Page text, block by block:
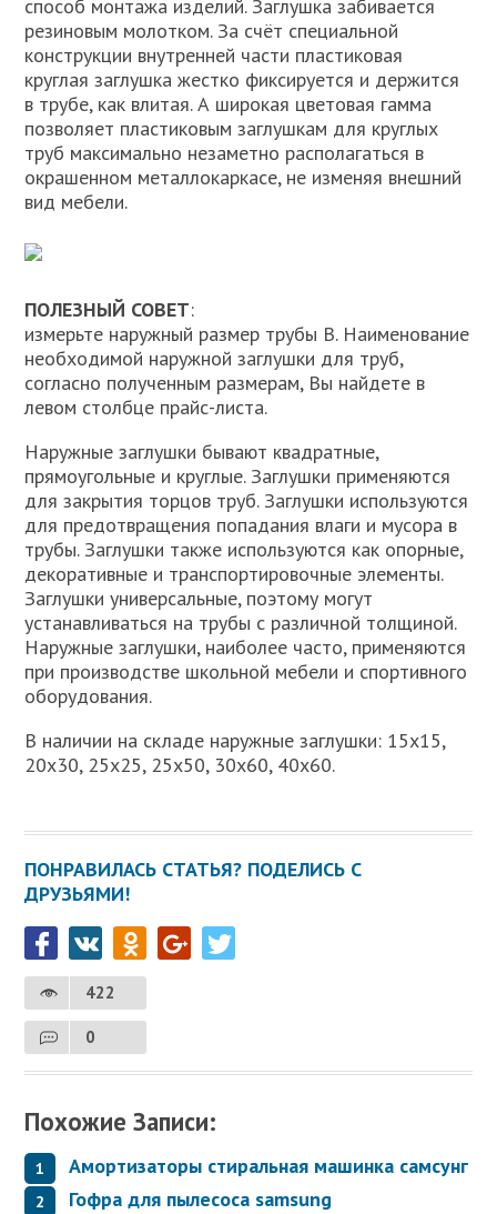
способ монтажа изделий. Заглушка забивается
резиновым молотком. За счёт специальной
конструкции внутренней части пластиковая
круглая заглушка жестко фиксируется и держится
в трубе, как влитая. А широкая цветовая гамма
позволяет пластиковым заглушкам для круглых
труб максимально незаметно располагаться в
окрашенном металлокаркасе, не изменяя внешний
вид мебели.
ПОЛЕЗНЫЙ СОВЕТ:
измерьте наружный размер трубы В. Наименование
необходимой наружной заглушки для труб,
согласно полученным размерам, Вы найдете в
левом столбце прайс-листа.
Наружные заглушки бывают квадратные,
прямоугольные и круглые. Заглушки применяются
для закрытия торцов труб. Заглушки используются
для предотвращения попадания влаги и мусора в
трубы. Заглушки также используются как опорные,
декоративные и транспортировочные элементы.
Заглушки универсальные, поэтому могут
устанавливаться на трубы с различной толщиной.
Наружные заглушки, наиболее часто, применяются
при производстве школьной мебели и спортивного
оборудования.
В наличии на складе наружные заглушки: 15х15,
20х30, 25х25, 25х50, 30х60, 40х60.
ПОНРАВИЛАСЬ СТАТЬЯ? ПОДЕЛИСЬ С
ДРУЗЬЯМИ!
422
0
Похожие Записи:
Амортизаторы стиральная машинка самсунг
Гофра для пылесоса samsung